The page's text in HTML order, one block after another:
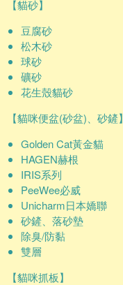
【貓砂】
豆腐砂
松木砂
球砂
礦砂
花生殼貓砂
【貓咪便盆(砂盆)、砂鏟】
Golden Cat黃金貓
HAGEN赫根
IRIS系列
PeeWee必威
Unicharm日本嬌聯
砂鏟、落砂墊
除臭/防黏
雙層
【貓咪抓板】